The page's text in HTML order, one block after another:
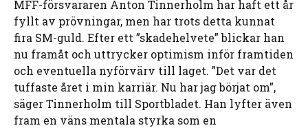
MFF-försvararen Anton Tinnerholm har haft ett år
fyllt av prövningar, men har trots detta kunnat
fira SM-guld. Efter ett ”skadehelvete” blickar han
nu framåt och uttrycker optimism inför framtiden
och eventuella nyförvärv till laget. ”Det var det
tuffaste året i min karriär. Nu har jag börjat om”,
säger Tinnerholm till Sportbladet. Han lyfter även
fram en väns mentala styrka som en